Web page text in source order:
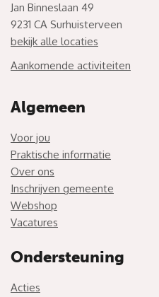
Jan Binneslaan 49
9231 CA Surhuisterveen
bekijk alle locaties
Aankomende activiteiten
Algemeen
Voor jou
Praktische informatie
Over ons
Inschrijven gemeente
Webshop
Vacatures
Ondersteuning
Acties